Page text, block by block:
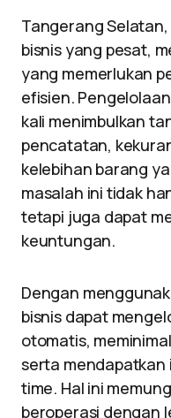
Tangerang
bisnis yang pesat,
yang memerlukan
efisien.
kali menimbulkan
pencatatan,
kelebihan barang
masalah ini tidak
tetapi juga dapat
keuntungan.
Dengan
bisnis dapat
otomatis,
serta mendapatkan
time. Hal ini
beroperasi dengan